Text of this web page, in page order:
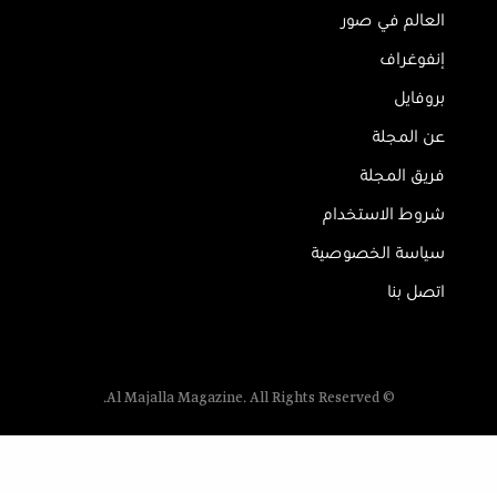
العالم في صور
إنفوغراف
بروفايل
عن المجلة
فريق المجلة
شروط الاستخدام
سياسة الخصوصية
اتصل بنا
© Al Majalla Magazine. All Rights Reserved.